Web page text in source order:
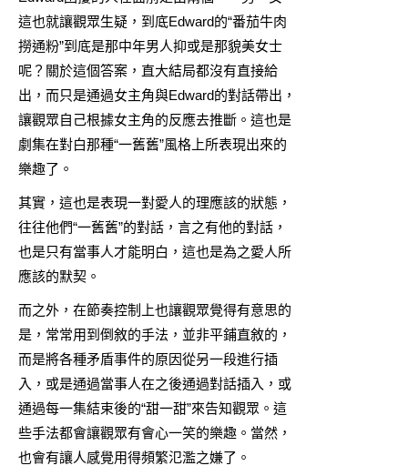
這也就讓觀眾生疑，到底Edward的“番茄牛肉
撈通粉”到底是那中年男人抑或是那貌美女士
呢？關於這個答案，直大結局都沒有直接給
出，而只是通過女主角與Edward的對話帶出，
讓觀眾自己根據女主角的反應去推斷。這也是
劇集在對白那種“一舊舊”風格上所表現出來的
樂趣了。
其實，這也是表現一對愛人的理應該的狀態，
往往他們“一舊舊”的對話，言之有他的對話，
也是只有當事人才能明白，這也是為之愛人所
應該的默契。
而之外，在節奏控制上也讓觀眾覺得有意思的
是，常常用到倒敘的手法，並非平鋪直敘的，
而是將各種矛盾事件的原因從另一段進行插
入，或是通過當事人在之後通過對話插入，或
通過每一集結束後的“甜一甜”來告知觀眾。這
些手法都會讓觀眾有會心一笑的樂趣。當然，
也會有讓人感覺用得頻繁氾濫之嫌了。